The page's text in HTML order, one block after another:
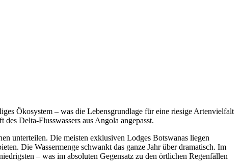
Ökosystem – was die Lebensgrundlage für eine riesige Artenvielfalt
Delta-Flusswassers aus Angola angepasst.
unterteilen. Die meisten exklusiven Lodges Botswanas liegen
Die Wassermenge schwankt das ganze Jahr über dramatisch. Im
– was im absoluten Gegensatz zu den örtlichen Regenfällen